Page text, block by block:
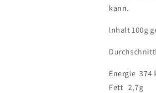
kann.
Inhalt 100g
Energie 374
Fett 2,7g